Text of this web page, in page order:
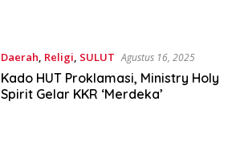
Daerah, Religi, SULUT Agustus 16, 2025
Kado HUT Proklamasi, Ministry Holy
Spirit Gelar KKR ‘Merdeka’